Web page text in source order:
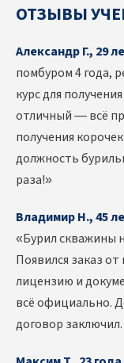
ОТЗЫВЫ
Александр Г., 29
помбуром 4 года,
курс для
отличный — всё
получения
должность
раза!»
Владимир Н., 45
«Бурил скважины
Появился заказ
лицензию и
всё официально.
договор